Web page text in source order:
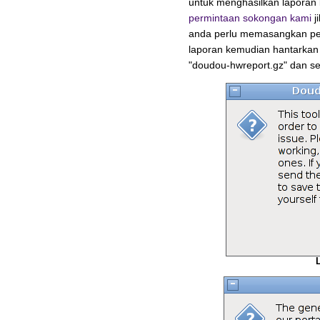
permintaan sokongan kami
anda perlu memasangkan
laporan kemudian
"doudou-hwreport.gz" dan